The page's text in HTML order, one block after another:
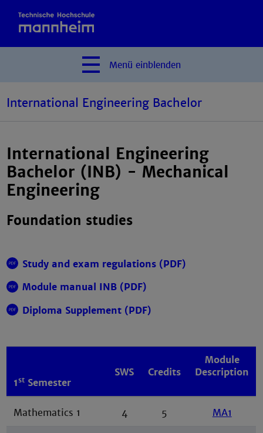
Menü einblenden
International Engineering Bachelor
International Engineering
Bachelor (INB) - Mechanical
Engineering
Foundation studies
Study and exam regulations (PDF)
Module manual INB (PDF)
Diploma Supplement (PDF)
1st Semester
SWS Credits
Module
Description
Mathematics 1 4 5 MA1